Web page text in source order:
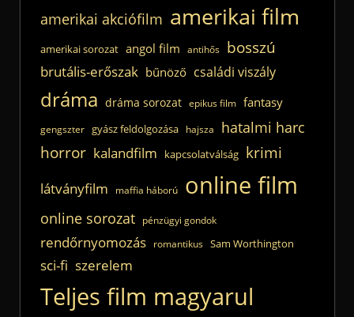
amerikai akciófilm amerikai film
amerikai sorozat angol film antihős bosszú
brutális-erőszak bűnöző családi viszály
dráma dráma sorozat epikus film fantasy
gengszter gyász feldolgozása hajsza hatalmi harc
horror kalandfilm kapcsolatválság krimi
látványfilm maffia háború online film
online sorozat pénzügyi gondok
rendőrnyomozás romantikus Sam Worthington
sci-fi szerelem
Teljes film magyarul